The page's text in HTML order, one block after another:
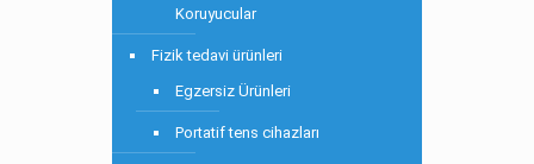
Koruyucular
Fizik tedavi ürünleri
Egzersiz Ürünleri
Portatif tens cihazları